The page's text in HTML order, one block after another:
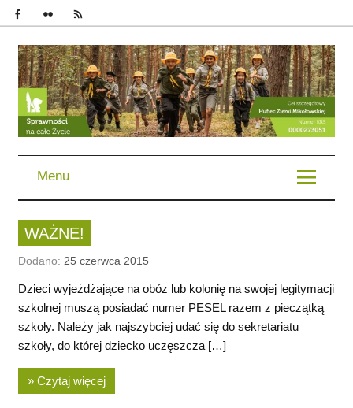
im. Bohaterów Powstań Śląskich | Chorągiew Śląska | ZHP
Menu
WAŻNE!
Dodano: 25 czerwca 2015
Dzieci wyjeżdżające na obóz lub kolonię na swojej legitymacji
szkolnej muszą posiadać numer PESEL razem z pieczątką
szkoły. Należy jak najszybciej udać się do sekretariatu
szkoły, do której dziecko uczęszcza […]
» Czytaj więcej